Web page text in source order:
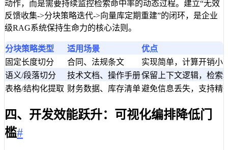
动作，而是需要持续监控检索命中率的动态过程。建立“无效
反馈收集->分块策略迭代->向量库定期重建”的闭环，是企业
级RAG系统保持生命力的核心法则。
分块策略类型 适用场景
优点
固定长度切分
合同、法规条文
实现简单，计算开销小
语义/段落切分
技术文档、操作手册保留上下文逻辑，检索
表格/结构化提取 财务数据、库存清单避免信息丢失，支持精
四、开发效能跃升：可视化编排降低门
槛#